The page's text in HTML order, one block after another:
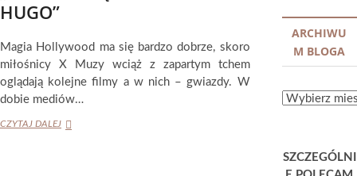
HUGO”
Magia Hollywood ma się bardzo dobrze, skoro
miłośnicy X Muzy wciąż z zapartym tchem
oglądają kolejne filmy a w nich – gwiazdy. W
dobie mediów…
CZYTAJ DALEJTAYLOR
ARCHIWU
M BLOGA
ARCHIWUM
SZCZEGÓLNI